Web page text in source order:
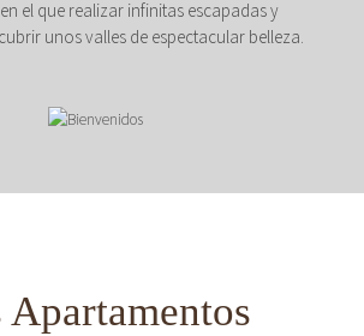
el que realizar infinitas escapadas y
unos valles de espectacular belleza.
Apartamentos